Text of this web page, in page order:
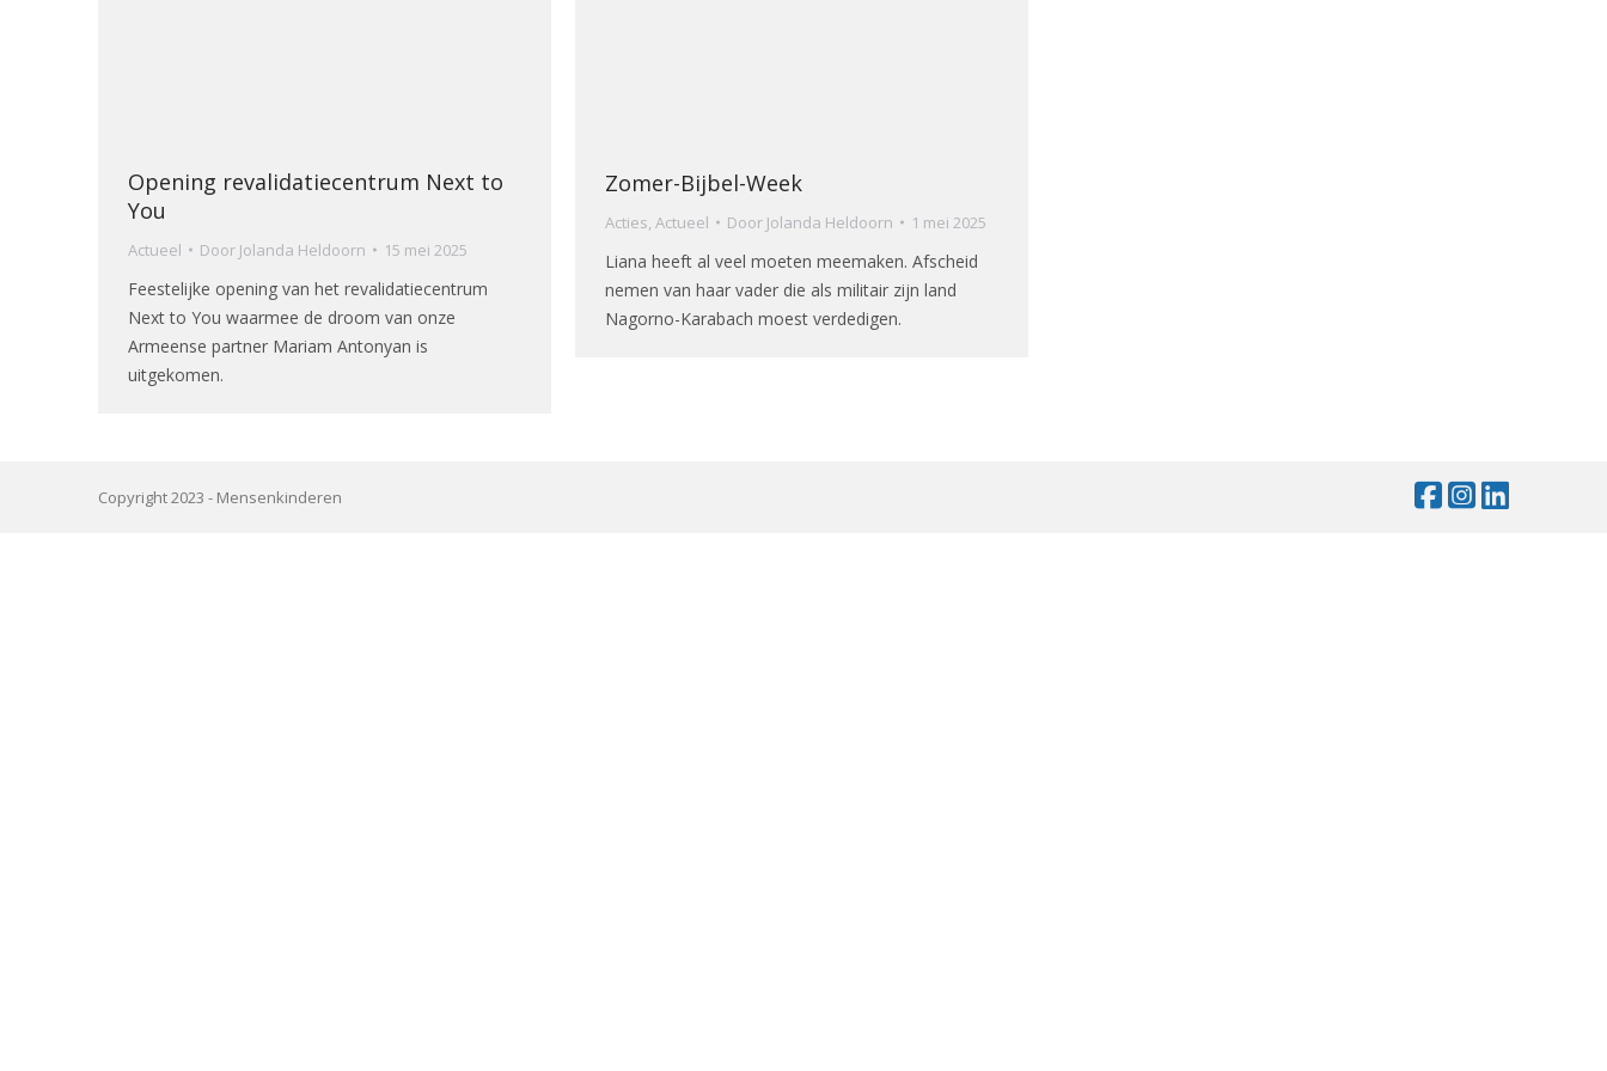
Opening revalidatiecentrum Next to
You
Actueel Door Jolanda Heldoorn 15 mei 2025
Feestelijke opening van het revalidatiecentrum
Next to You waarmee de droom van onze
Armeense partner Mariam Antonyan is
uitgekomen.
Zomer-Bijbel-Week
Acties, Actueel Door Jolanda Heldoorn 1 mei 2025
Liana heeft al veel moeten meemaken. Afscheid
nemen van haar vader die als militair zijn land
Nagorno-Karabach moest verdedigen.
Copyright 2023 - Mensenkinderen